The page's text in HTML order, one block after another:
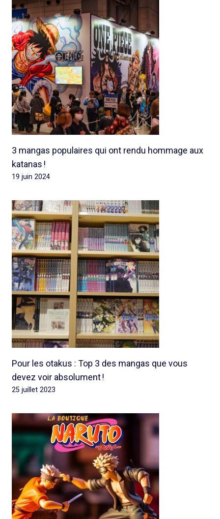
3 mangas populaires qui ont rendu hommage aux
katanas !
19 juin 2024
Pour les otakus : Top 3 des mangas que vous
devez voir absolument !
25 juillet 2023